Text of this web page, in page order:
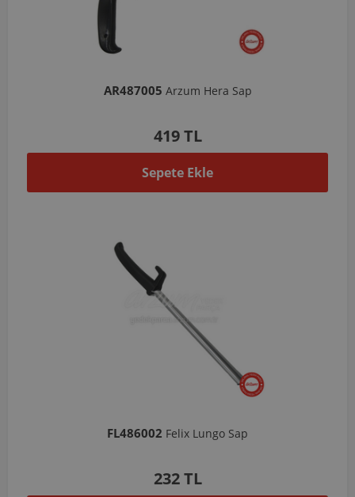
AR487005 Arzum Hera Sap
419 TL
Sepete Ekle
FL486002 Felix Lungo Sap
232 TL